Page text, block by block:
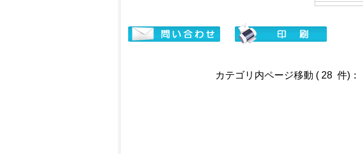
カテゴリ内ページ移動 ( 28 件)：